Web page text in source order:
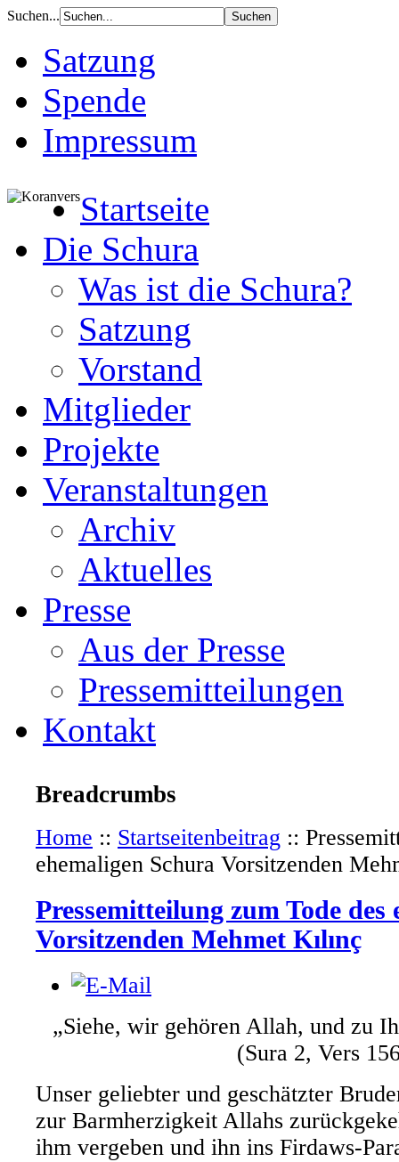
Suchen...
Satzung
Spende
Impressum
Startseite
Die Schura
Was ist die Schura?
Satzung
Vorstand
Mitglieder
Projekte
Veranstaltungen
Archiv
Aktuelles
Presse
Aus der Presse
Pressemitteilungen
Kontakt
Breadcrumbs
Home :: Startseitenbeitrag ::
ehemaligen Schura Vorsitzenden
Pressemitteilung zum Tode des
Vorsitzenden Mehmet Kılınç
„Siehe, wir gehören Allah, und zu
(Sura 2, Vers
Unser geliebter und geschätzter
zur Barmherzigkeit Allahs
ihm vergeben und ihn ins Firdaws-